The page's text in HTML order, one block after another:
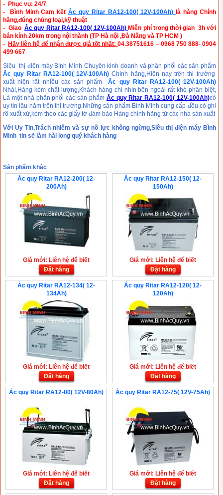
- Phục vụ: 24/7
- Bình Minh Cam kếtẮc quy Ritar RA12-100( 12V-100Ah) là hàng Chính
hãng,đúng chủng loại,kỹ thuật
- Giao Ắc quy Ritar RA12-100( 12V-100Ah) Miễn phí trong thời gian 3h với
bán kính 20km trong nội thành (TP Hà nội ,Đà Năng và TP HCM )
- Hãy liên hệ để nhận được giá tốt nhất:04.38751616 – 0968 750 888- 0904
499 667
Siêu thị điện máy Bình Minh Chuyên kinh doanh và phân phối các sản phẩm
Ắc quy Ritar RA12-100( 12V-100Ah) Chính hãng,Hiện nay trên thi trường
xuất hiện rất nhiều các sản phẩm
Ắc quy Ritar RA12-100( 12V-100Ah)
Nhái,Hàng kém chất lượng,Khách hàng chỉ nhìn bên ngoài rất khó phân biệt,
Là một nhà phân phối các sản phẩm Ắc quy Ritar RA12-100( 12V-100Ah)có
uy tín lâu năm trên thi trường,Những sản phẩm Bình Minh cung cấp đều có ghi
rõ xuất xứ,kèm theo các giấy tờ đảm bảo Hàng chính hãng từ các nhà sản xuất
Với Uy Tin,Trách nhiêm và sự nỗ lực không ngừng,Siêu thị điện máy Bình
Minh tin sẽ làm hài long quý khách hàng
Sản phẩm khác
Ắc quy Ritar RA12-200( 12-
200Ah)
Giá mới: Liên hệ để biết
Đặt hàng
Ắc quy Ritar RA12-150( 12-
150Ah)
Giá mới: Liên hệ để biết
Đặt hàng
Ắc quy Ritar RA12-134( 12-
134Ah)
Giá mới: Liên hệ để biết
Đặt hàng
Ắc quy Ritar RA12-120( 12-
120Ah)
Giá mới: Liên hệ để biết
Đặt hàng
Ắc quy Ritar RA12-80( 12V-80Ah)
Giá mới: Liên hệ để biết
Đặt hàng
Ắc quy Ritar RA12-75( 12V-75Ah)
Giá mới: Liên hệ để biết
Đặt hàng